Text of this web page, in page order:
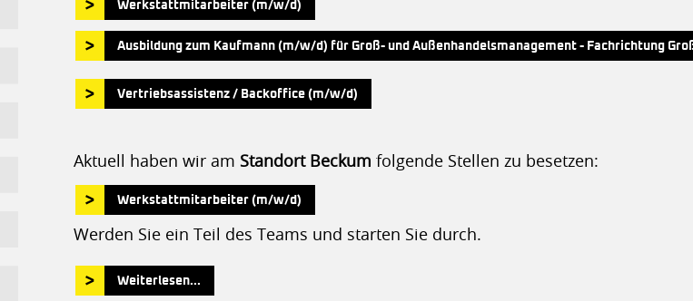
Werkstattmitarbeiter (m/w/d)
Ausbildung zum Kaufmann (m/w/d) für Groß- und Außenhandelsmanagement - Fachrichtung
Vertriebsassistenz / Backoffice (m/w/d)
Aktuell haben wir am Standort Beckum folgende Stellen zu besetzen:
Werkstattmitarbeiter (m/w/d)
Werden Sie ein Teil des Teams und starten Sie durch.
Weiterlesen...